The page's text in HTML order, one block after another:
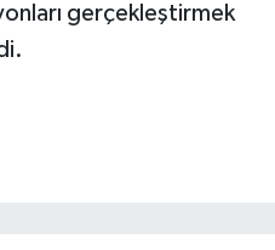
gerçekleştirmek